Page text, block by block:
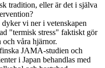
tradition, eller är det i själva
vi ner i vetenskapen
"termisk stress" faktiskt gör
våra hjärnor.
JAMA-studien och
i Japan behandlas med